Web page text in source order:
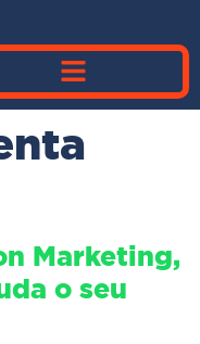
Marketing,
o seu